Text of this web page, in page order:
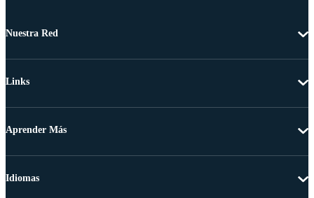
Nuestra Red
Links
Aprender Más
Idiomas